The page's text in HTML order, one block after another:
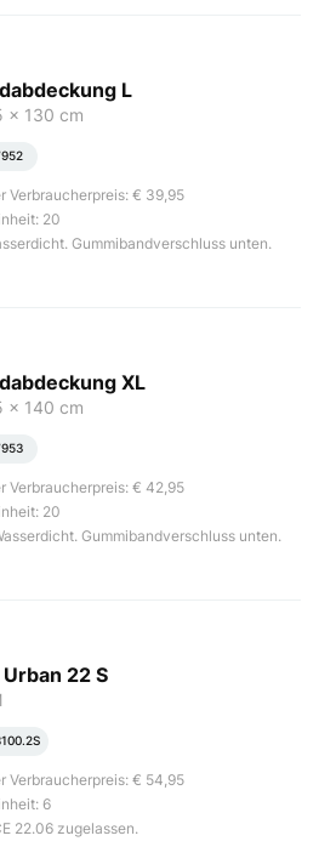
L
x 130 cm
Verbraucherpreis: € 39,95
20
Gummibandverschluss unten.
XL
x 140 cm
Verbraucherpreis: € 42,95
20
Gummibandverschluss unten.
22 S
Verbraucherpreis: € 54,95
6
22.06 zugelassen.